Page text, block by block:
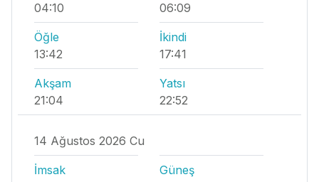
04:10
06:09
Öğle
13:42
İkindi
17:41
Akşam
21:04
Yatsı
22:52
14 Ağustos 2026 Cu
İmsak
Güneş